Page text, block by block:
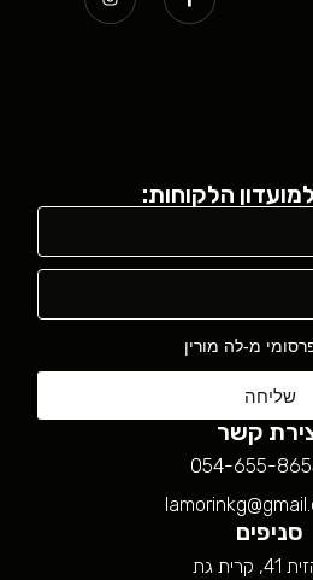
הלקוחות:
מ-לה מורין
שליחה
קשר
054-655-
סניפים
41, קרית גת